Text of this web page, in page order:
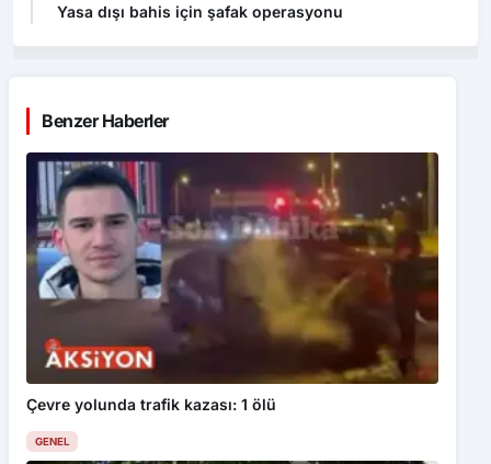
Yasa dışı bahis için şafak operasyonu
Benzer Haberler
Çevre yolunda trafik kazası: 1 ölü
GENEL